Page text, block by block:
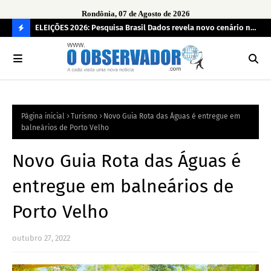
Rondônia, 07 de Agosto de 2026
O
R
mais
ELEIÇÕES 2026: Pesquisa Brasil Dados revela novo cenário na
disputa pelo Governo de Rondônia
Página inicial Turismo
Novo Guia Rota das Águas é entregue em
balneários de Porto Velho
Novo Guia Rota das Águas é
entregue em balneários de
Porto Velho
outubro 27, 2022